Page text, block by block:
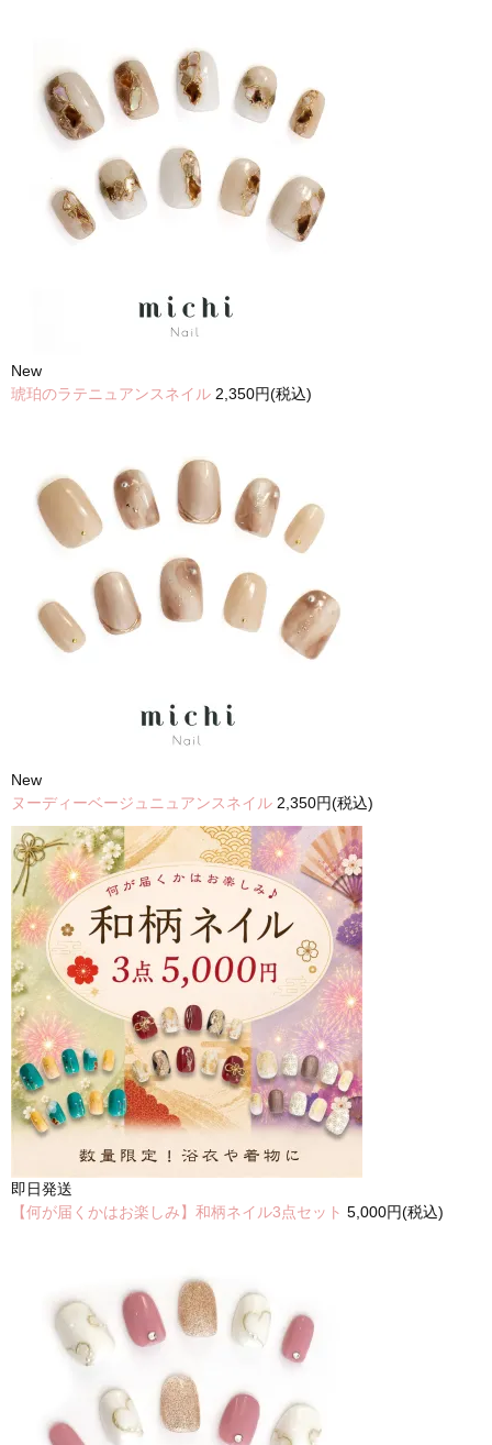
New
琥珀のラテニュアンスネイル 2,350円(税込)
New
ヌーディーベージュニュアンスネイル 2,350円(税込)
即日発送
【何が届くかはお楽しみ】和柄ネイル3点セット 5,000円(税込)